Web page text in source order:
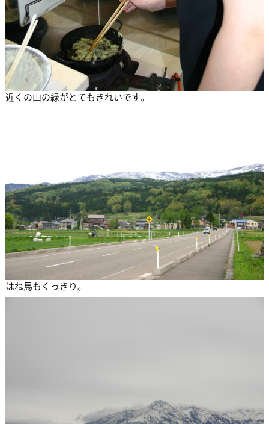
近くの山の緑がとてもきれいです。
はね馬もくっきり。